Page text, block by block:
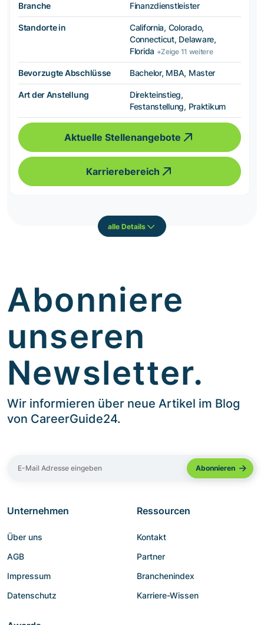
Branche Finanzdienstleister
Standorte in
California, Colorado,
Connecticut, Delaware,
Florida +Zeige 11 weitere
Bevorzugte Abschlüsse Bachelor, MBA, Master
Art der Anstellung
Direkteinstieg,
Festanstellung, Praktikum
Aktuelle Stellenangebote
Karrierebereich
alle Details
Abonniere
unseren
Newsletter.
Wir informieren über neue Artikel im Blog
von CareerGuide24.
Unternehmen
Über uns
AGB
Impressum
Datenschutz
Ressourcen
Kontakt
Partner
Branchenindex
Karriere-Wissen